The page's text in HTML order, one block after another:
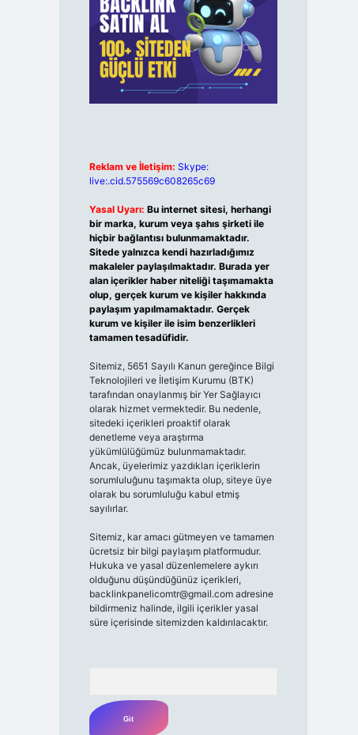
Reklam ve İletişim: Skype:
live:.cid.575569c608265c69
Yasal Uyarı: Bu internet sitesi, herhangi
bir marka, kurum veya şahıs şirketi ile
hiçbir bağlantısı bulunmamaktadır.
Sitede yalnızca kendi hazırladığımız
makaleler paylaşılmaktadır. Burada yer
alan içerikler haber niteliği taşımamakta
olup, gerçek kurum ve kişiler hakkında
paylaşım yapılmamaktadır. Gerçek
kurum ve kişiler ile isim benzerlikleri
tamamen tesadüfidir.
Sitemiz, 5651 Sayılı Kanun gereğince Bilgi
Teknolojileri ve İletişim Kurumu (BTK)
tarafından onaylanmış bir Yer Sağlayıcı
olarak hizmet vermektedir. Bu nedenle,
sitedeki içerikleri proaktif olarak
denetleme veya araştırma
yükümlülüğümüz bulunmamaktadır.
Ancak, üyelerimiz yazdıkları içeriklerin
sorumluluğunu taşımakta olup, siteye üye
olarak bu sorumluluğu kabul etmiş
sayılırlar.
Sitemiz, kar amacı gütmeyen ve tamamen
ücretsiz bir bilgi paylaşım platformudur.
Hukuka ve yasal düzenlemelere aykırı
olduğunu düşündüğünüz içerikleri,
backlinkpanelicomtr@gmail.comadresine
bildirmeniz halinde, ilgili içerikler yasal
süre içerisinde sitemizden kaldırılacaktır.